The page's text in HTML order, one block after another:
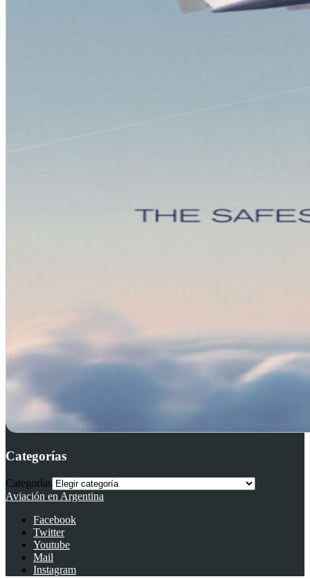
Categorías
Categorías
Aviación en Argentina
Facebook
Twitter
Youtube
Mail
Instagram